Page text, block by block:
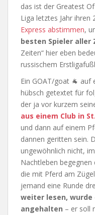
das ist der Greatest
Liga letztes Jahr ihren
Express abstimmen,
besten Spieler aller
Zeiten“ hier eben
russischem
Ein GOAT/goat 🐐
hübsch getextet für
der ja vor kurzem
aus einem Club in
und dann auf einem
dannen geritten sein.
ungewöhnlich nicht,
Nachtleben
die mit Pferd am
jemand eine Runde
weiter lesen, wurde
angehalten – er soll